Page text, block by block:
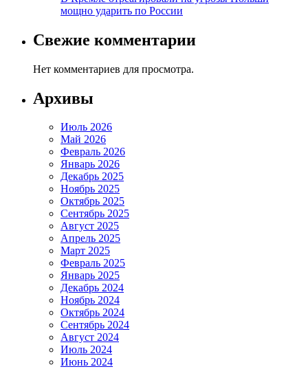
мощно ударить по России
Свежие комментарии
Нет комментариев для просмотра.
Архивы
Июль 2026
Май 2026
Февраль 2026
Январь 2026
Декабрь 2025
Ноябрь 2025
Октябрь 2025
Сентябрь 2025
Август 2025
Апрель 2025
Март 2025
Февраль 2025
Январь 2025
Декабрь 2024
Ноябрь 2024
Октябрь 2024
Сентябрь 2024
Август 2024
Июль 2024
Июнь 2024